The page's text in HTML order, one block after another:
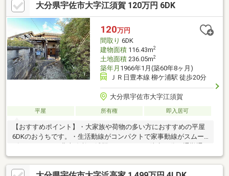
大分県宇佐市大字江須賀 120万円 6DK
120万円
間取り 6DK
建物面積116.43m2
土地面積236.05m2
築年月 1966年1月(築60年8ヶ月)
ＪＲ日豊本線 柳ケ浦駅 徒歩20分
大分県宇佐市大字江須賀
平屋 所有権 即入居可
【おすすめポイント】・大家族や荷物の多い方におすすめの平屋
6DKのおうちです。・生活動線がコンパクトで家事動線がスムー
ズです。・JR日豊本線 柳ヶ浦駅まで1600ｍ（徒歩20分）通勤通
学に便利です。・イオンタウン豊後高田まで7600ｍ（車16分）お
買い物に便利です。【周辺施設】・柳ヶ浦小学校まで600ｍ（徒